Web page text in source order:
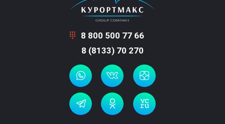
8 800 500 77 66
8 (8133) 70 270